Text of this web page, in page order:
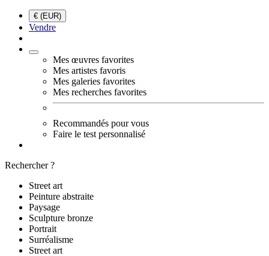
€ (EUR)
Vendre
Mes œuvres favorites
Mes artistes favoris
Mes galeries favorites
Mes recherches favorites
Recommandés pour vous
Faire le test personnalisé
Rechercher ?
Street art
Peinture abstraite
Paysage
Sculpture bronze
Portrait
Surréalisme
Street art